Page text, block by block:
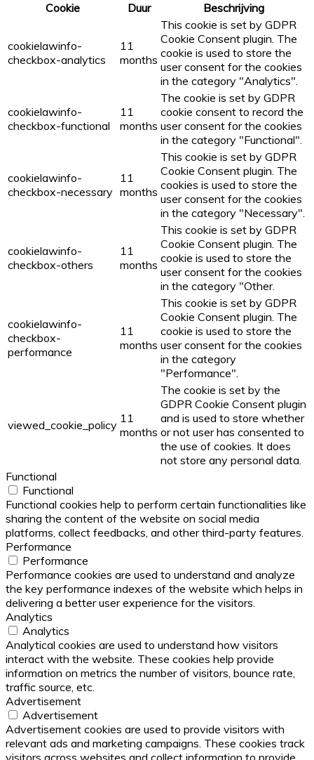
Cookie
Duur Beschrijving
cookielawinfo-
checkbox-analytics
11
months
This cookie is set by GDPR
Cookie Consent plugin. The
cookie is used to store the
user consent for the cookies
in the category "Analytics".
cookielawinfo-
checkbox-functional
11
months
The cookie is set by GDPR
cookie consent to record the
user consent for the cookies
in the category "Functional".
cookielawinfo-
checkbox-necessary
11
months
This cookie is set by GDPR
Cookie Consent plugin. The
cookies is used to store the
user consent for the cookies
in the category "Necessary".
cookielawinfo-
checkbox-others
11
months
This cookie is set by GDPR
Cookie Consent plugin. The
cookie is used to store the
user consent for the cookies
in the category "Other.
cookielawinfo-
checkbox-
performance
11
months
This cookie is set by GDPR
Cookie Consent plugin. The
cookie is used to store the
user consent for the cookies
in the category
"Performance".
viewed_cookie_policy 11
months
The cookie is set by the
GDPR Cookie Consent plugin
and is used to store whether
or not user has consented to
the use of cookies. It does
not store any personal data.
Functional
Functional
Functional cookies help to perform certain functionalities like
sharing the content of the website on social media
platforms, collect feedbacks, and other third-party features.
Performance
Performance
Performance cookies are used to understand and analyze
the key performance indexes of the website which helps in
delivering a better user experience for the visitors.
Analytics
Analytics
Analytical cookies are used to understand how visitors
interact with the website. These cookies help provide
information on metrics the number of visitors, bounce rate,
traffic source, etc.
Advertisement
Advertisement
Advertisement cookies are used to provide visitors with
relevant ads and marketing campaigns. These cookies track